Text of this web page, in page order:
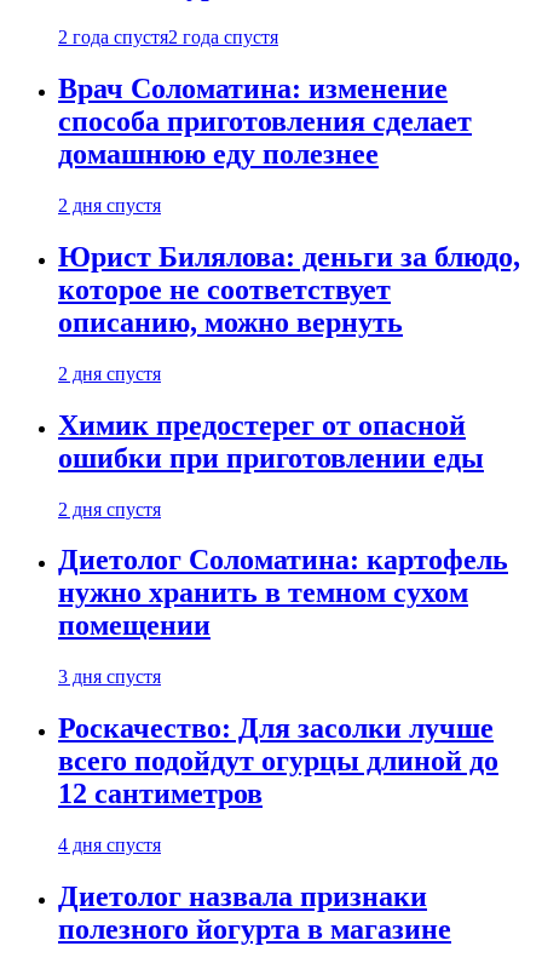
2 года спустя2 года спустя
Врач Соломатина: изменение
способа приготовления сделает
домашнюю еду полезнее
2 дня спустя
Юрист Билялова: деньги за блюдо,
которое не соответствует
описанию, можно вернуть
2 дня спустя
Химик предостерег от опасной
ошибки при приготовлении еды
2 дня спустя
Диетолог Соломатина: картофель
нужно хранить в темном сухом
помещении
3 дня спустя
Роскачество: Для засолки лучше
всего подойдут огурцы длиной до
12 сантиметров
4 дня спустя
Диетолог назвала признаки
полезного йогурта в магазине